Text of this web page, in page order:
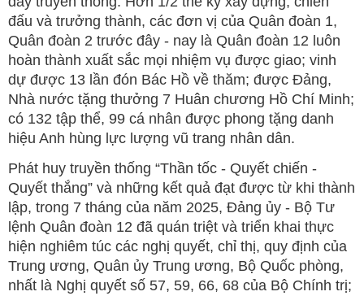
đấu và trưởng thành, các đơn vị của Quân đoàn 1,
Quân đoàn 2 trước đây - nay là Quân đoàn 12 luôn
hoàn thành xuất sắc mọi nhiệm vụ được giao; vinh
dự được 13 lần đón Bác Hồ về thăm; được Đảng,
Nhà nước tặng thưởng 7 Huân chương Hồ Chí Minh;
có 132 tập thể, 99 cá nhân được phong tặng danh
hiệu Anh hùng lực lượng vũ trang nhân dân.
Phát huy truyền thống “Thần tốc - Quyết chiến -
Quyết thắng” và những kết quả đạt được từ khi thành
lập, trong 7 tháng của năm 2025, Đảng ủy - Bộ Tư
lệnh Quân đoàn 12 đã quán triệt và triển khai thực
hiện nghiêm túc các nghị quyết, chỉ thị, quy định của
Trung ương, Quân ủy Trung ương, Bộ Quốc phòng,
nhất là Nghị quyết số 57, 59, 66, 68 của Bộ Chính trị;